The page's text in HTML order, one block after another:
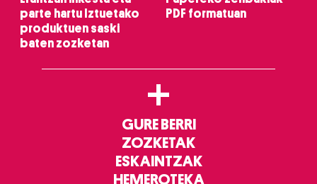
parte hartu Iztuetako
produktuen saski
baten zozketan
PDF formatuan
+
GURE BERRI
ZOZKETAK
ESKAINTZAK
HEMEROTEKA